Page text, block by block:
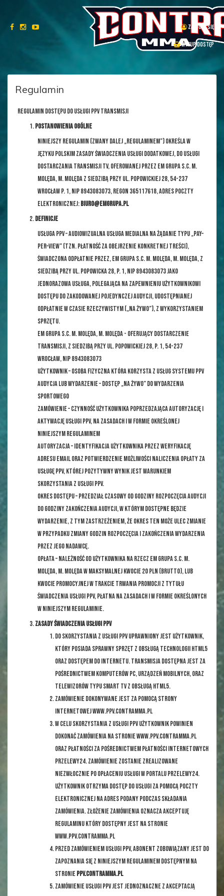
ZALOGUJ SIĘ
WYKUP DOSTĘP
Regulamin
REGULAMIN DOSTĘPU DO USŁUGI PPV TRANSMISJI
POSTANOWIENIA OGÓLNE
Niniejszy regulamin (zwany dalej „Regulaminem”) określa w
języku polskim zasady świadczenia usługi dodatkowej, do usługi
dostarczania transmisji TV, oferowanej przez EM GRUPA s.c. M.
Molęda, M. Molęda z siedzibą przy ul. Popowickiej 28, 54-237
Wrocław p. 1, NIP 8943083073, REGON 365117618, adres poczty
elektronicznej:biuro@emgrupa.pl
DEFINICJE
Usługa PPV – audiowizualna usługa medialna na żądanie typu „pay–
per–view” (tzn. płatność za obejrzenie konkretnej treści),
świadczona odpłatnie przez, EM GRUPA s.c. M. Molęda, M. Molęda, z
siedzibą przy ul. Popowicka 28, p. 1, NIP 8943083073 jako
jednorazowa usługa, polegająca na zapewnieniu użytkownikowi
dostępu do zakodowanej pojedynczej Audycji, udostępnianej
odpłatnie w czasie rzeczywistym („na żywo”), z wykorzystaniem
Sprzętu.
EM GRUPA s.c. M. Molęda, M. Molęda - oferujący dostarczenie
transmisji, z siedzibą przy ul. Popowickiej 28, p. 1, 54-237
Wrocław, NIP 8943083073
Użytkownik – osoba fizyczna która korzysta z usług systemu PPV
Audycja lub Wydarzenie – dostęp „na żywo” do wydarzenia
sportowego
Zamówienie – czynność Użytkownika poprzedzająca Autoryzację i
aktywację Usługi PPV, na zasadach i w formie określonej
niniejszym Regulaminem
Autoryzacja – identyfikacja Użytkownika przez weryfikację
adresu email oraz potwierdzenie możliwości naliczenia Opłaty za
Usługę PPV, której pozytywny wynik jest warunkiem
skorzystania z Usługi PPV.
Okres Dostępu – przedział czasowy od godziny rozpoczęcia Audycji
do godziny zakończenia Audycji, w którym dostępne będzie
Wydarzenie, z tym zastrzeżeniem, że okres ten może ulec zmianie
w przypadku zmiany godzin rozpoczęcia i zakończenia Wydarzenia
przez jego nadawcę.
Opłata – należność od Użytkownika na rzecz EM GRUPA s.c. M.
Molęda, M. Molęda w maksymalnej kwocie 20 PLN (brutto), lub
kwocie promocyjnej w trakcie trwania promocji z tytułu
świadczenia Usługi PPV, płatna na zasadach i w formie określonych
w niniejszym Regulaminie.
ZASADY ŚWIADCZENIA USŁUGI PPV
Do skorzystania z Usługi PPV uprawniony jest Użytkownik,
który posiada sprawny sprzęt z obsługą technologii HTML5
oraz dostępem do Internetu. Transmisja dostępna jest za
pośrednictwem komputerów PC, urządzeń mobilnych, oraz
telewizorów typu smart TV z obsługą HTML5.
Zamówienie dokonywane jest za pomocą strony
internetowej www.ppv.contramma.pl
W celu skorzystania z Usługi PPV Użytkownik powinien
dokonać zamówienia na stronie www.ppv.contramma.pl
oraz płatności za pośrednictwem płatności internetowych
Przelewy24. Zamówienie zostanie zrealizowane
niezwłocznie po opłaceniu usługi w portalu Przelewy24.
Użytkownik otrzyma dostęp do usługi za pomocą poczty
elektronicznej na adres podany podczas składania
zamówienia. Złożenie zamówienia oznacza akceptuję
Regulaminu który dostępny jest na stronie
www.ppv.contramma.pl
Przed Zamówieniem Usługi PPV, Abonent zobowiązany jest do
zapoznania się z niniejszym Regulaminem dostępnym na
stronieppv.contramma.pl
Zamówienie Usługi PPV jest jednoznaczne z akceptacją